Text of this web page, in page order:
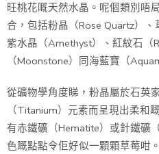
旺桃花嘅天然水晶。呢個類別唔
合，包括粉晶（Rose Quartz）
紫水晶（Amethyst）、紅紋石（
（Moonstone）同海藍寶（
從礦物學角度睇，粉晶屬於石英
（Titanium）元素而呈現出柔和
有赤鐵礦（Hematite）或針鐵礦
色嘅點點令佢好似一顆顆草莓咁